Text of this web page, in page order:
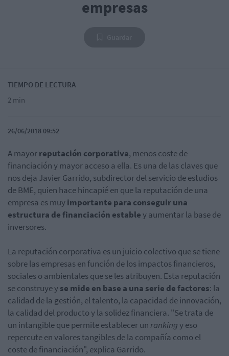
empresas
TIEMPO DE LECTURA
2 min
26/06/2018 09:52
A mayorreputación corporativa, menos coste de
financiación y mayor acceso a ella. Es una de las claves que
nos deja Javier Garrido, subdirector del servicio de estudios
de BME, quien hace hincapié en que la reputación de una
empresa es muyimportante para conseguir una
estructura de financiación establey aumentar la base de
inversores.
La reputación corporativa es un juicio colectivo que se tiene
sobre las empresas en función de los impactos financieros,
sociales o ambientales que se les atribuyen. Esta reputación
se construye yse mide en base a una serie de factores: la
calidad de la gestión, el talento, la capacidad de innovación,
la calidad del producto y la solidez financiera. "Se trata de
un intangible que permite establecer un rankingy eso
repercute en valores tangibles de la compañía como el
coste de financiación", explica Garrido.